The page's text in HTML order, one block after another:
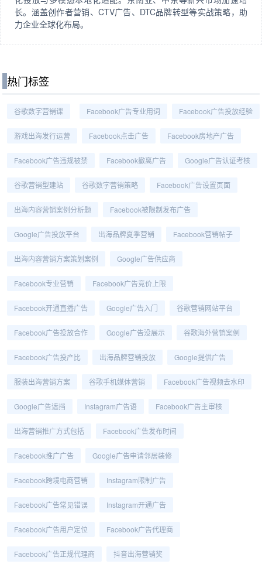
长。涵盖创作者营销、CTV广告、DTC品牌转型等实战策略，助
力企业全球化布局。
热门标签
谷歌数字营销课 Facebook广告专业用词 Facebook广告投放经验
游戏出海发行运营 Facebook点击广告 Facebook房地产广告
Facebook广告违规被禁 Facebook撤离广告 Google广告认证考核
谷歌营销型建站 谷歌数字营销策略 Facebook广告设置页面
出海内容营销案例分析题 Facebook被限制发布广告
Google广告投放平台 出海品牌夏季营销 Facebook营销帖子
出海内容营销方案策划案例 Google广告供应商
Facebook专业营销 Facebook广告竞价上限
Facebook开通直播广告 Google广告入门 谷歌营销网站平台
Facebook广告投放合作 Google广告没展示 谷歌海外营销案例
Facebook广告投产比 出海品牌营销投放 Google提供广告
服装出海营销方案 谷歌手机媒体营销 Facebook广告视频去水印
Google广告遮挡 Instagram广告语 Facebook广告主审核
出海营销推广方式包括 Facebook广告发布时间
Facebook推广广告 Google广告申请邻居装修
Facebook跨境电商营销 Instagram限制广告
Facebook广告常见错误 Instagram开通广告
Facebook广告用户定位 Facebook广告代理商
Facebook广告正规代理商 抖音出海营销奖